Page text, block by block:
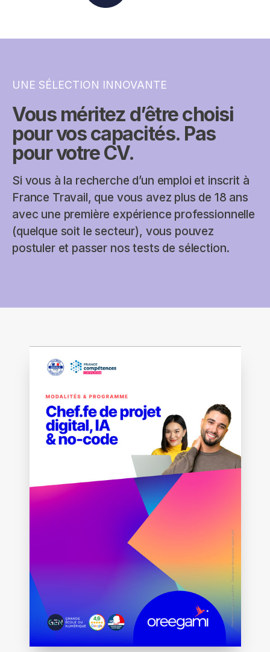
UNE SÉLECTION INNOVANTE
Vous méritez d’être choisi
pour vos capacités. Pas
pour votre CV.
Si vous à la recherche d’un emploi et inscrit à
France Travail, que vous avez plus de 18 ans
avec une première expérience professionnelle
(quelque soit le secteur), vous pouvez
postuler et passer nos tests de sélection.